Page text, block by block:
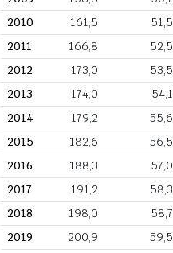
2010
161,5 51,5
2011
166,8 52,5
2012
173,0 53,5
2013
174,0 54,1
2014
179,2 55,6
2015
182,6 56,5
2016
188,3 57,0
2017
191,2 58,3
2018
198,0 58,7
2019
200,9 59,5